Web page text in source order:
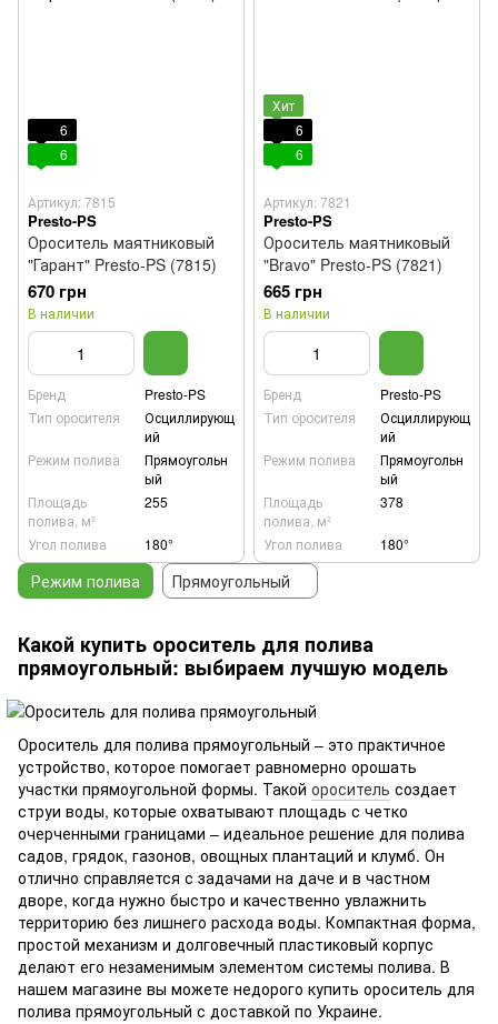
6
6
Артикул: 7815
Presto-PS
Ороситель маятниковый
"Гарант" Presto-PS (7815)
670 грн
В наличии
Бренд
Presto-PS
Тип оросителя
Осциллирующ
ий
Режим полива
Прямоугольн
ый
Площадь
полива, м²
255
Угол полива 180°
Хит
6
6
Артикул: 7821
Presto-PS
Ороситель маятниковый
"Bravo" Presto-PS (7821)
665 грн
В наличии
Бренд
Presto-PS
Тип оросителя
Осциллирующ
ий
Режим полива
Прямоугольн
ый
Площадь
полива, м²
378
Угол полива 180°
Какой купить ороситель для полива
прямоугольный: выбираем лучшую модель
Ороситель для полива прямоугольный – это практичное
устройство, которое помогает равномерно орошать
участки прямоугольной формы. Такой ороситель создает
струи воды, которые охватывают площадь с четко
очерченными границами – идеальное решение для полива
садов, грядок, газонов, овощных плантаций и клумб. Он
отлично справляется с задачами на даче и в частном
дворе, когда нужно быстро и качественно увлажнить
территорию без лишнего расхода воды. Компактная форма,
простой механизм и долговечный пластиковый корпус
делают его незаменимым элементом системы полива. В
нашем магазине вы можете недорого купить ороситель для
полива прямоугольный с доставкой по Украине.
Режим полива Прямоугольный